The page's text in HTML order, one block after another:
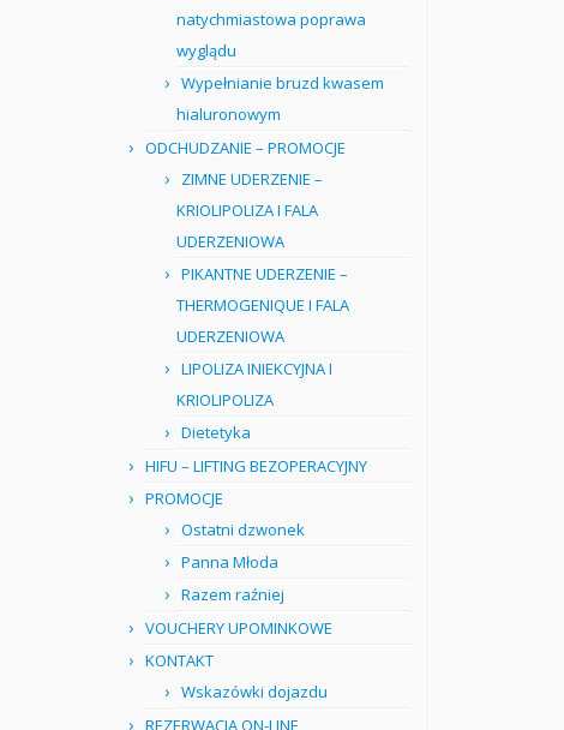
natychmiastowa poprawa
wyglądu
Wypełnianie bruzd kwasem
hialuronowym
ODCHUDZANIE – PROMOCJE
ZIMNE UDERZENIE –
KRIOLIPOLIZA I FALA
UDERZENIOWA
PIKANTNE UDERZENIE –
THERMOGENIQUE I FALA
UDERZENIOWA
LIPOLIZA INIEKCYJNA I
KRIOLIPOLIZA
Dietetyka
HIFU – LIFTING BEZOPERACYJNY
PROMOCJE
Ostatni dzwonek
Panna Młoda
Razem raźniej
VOUCHERY UPOMINKOWE
KONTAKT
Wskazówki dojazdu
REZERWACJA ON-LINE